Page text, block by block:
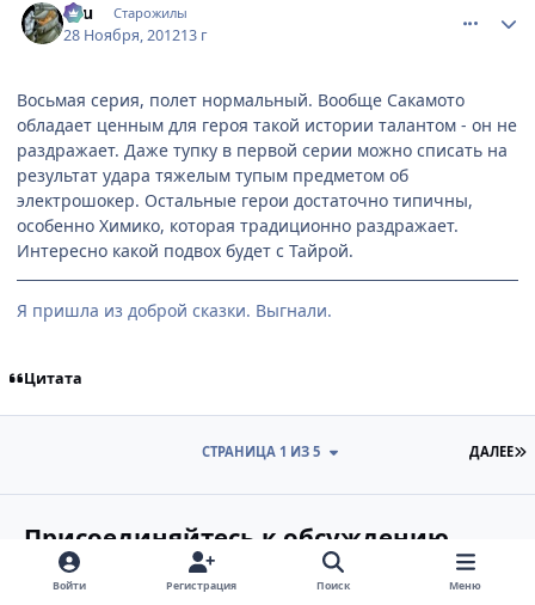
Ellu Старожилы
28 Ноября, 201213 г
Восьмая серия, полет нормальный. Вообще Сакамото
обладает ценным для героя такой истории талантом - он не
раздражает. Даже тупку в первой серии можно списать на
результат удара тяжелым тупым предметом об
электрошокер. Остальные герои достаточно типичны,
особенно Химико, которая традиционно раздражает.
Интересно какой подвох будет с Тайрой.
Я пришла из доброй сказки. Выгнали.
Цитата
ДАЛЕЕ
СТРАНИЦА 1 ИЗ 5
Присоединяйтесь к обсуждению
Вы можете опубликовать сейчас и зарегистрироваться
позже. Если у вас есть аккаунт,
войдите сейчас , чтобы
Войти Регистрация Поиск Меню